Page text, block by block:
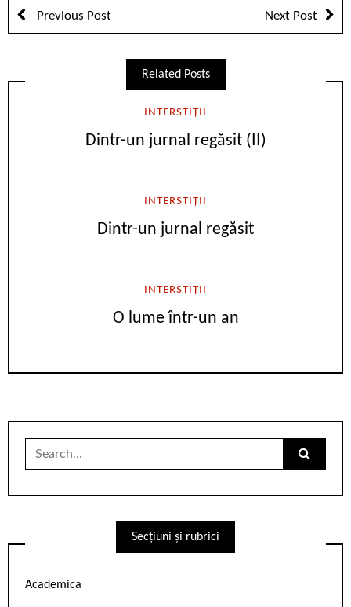
Previous Post Next Post
Related Posts
INTERSTIȚII
Dintr-un jurnal regăsit (II)
INTERSTIȚII
Dintr-un jurnal regăsit
INTERSTIȚII
O lume într-un an
Search
Secțiuni și rubrici
Academica